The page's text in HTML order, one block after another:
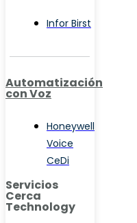
Infor Birst
Automatización
con Voz
Honeywell
Voice
CeDi
Servicios
Cerca
Technology